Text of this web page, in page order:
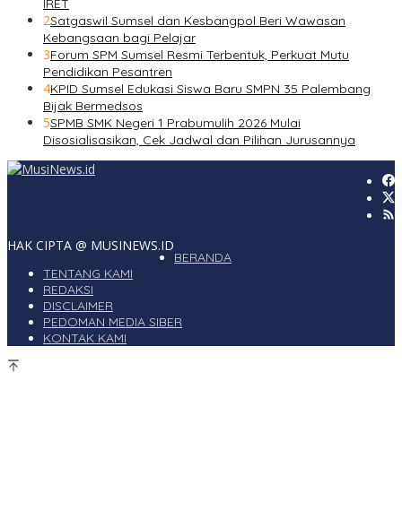
IRET
2Satgaswil Sumsel dan Kesbangpol Beri Wawasan
Kebangsaan bagi Pelajar
3Forum SPM Sumsel Resmi Terbentuk, Perkuat Mutu
Pendidikan Pesantren
4KPID Sumsel Edukasi Siswa Baru SMPN 35 Palembang
Bijak Bermedsos
5SPMB SMK Negeri 1 Prabumulih 2026 Mulai
Disosialisasikan, Cek Jadwal dan Pilihan Jurusannya
HAK CIPTA @ MUSINEWS.ID
BERANDA
TENTANG KAMI
REDAKSI
DISCLAIMER
PEDOMAN MEDIA SIBER
KONTAK KAMI